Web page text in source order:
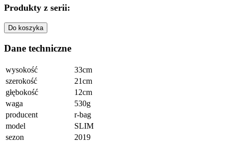
Produkty z serii:
Do koszyka
Dane techniczne
wysokość
33cm
szerokość
21cm
głębokość
12cm
waga
530g
producent
r-bag
model
SLIM
sezon
2019